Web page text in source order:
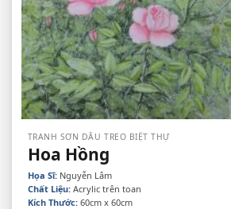
TRANH SƠN DẦU TREO BIỆT THỰ
Hoa Hồng
Họa Sĩ: Nguyễn Lâm
Chất Liệu: Acrylic trên toan
Kích Thước: 60cm x 60cm